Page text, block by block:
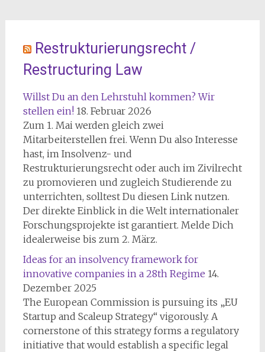
Restrukturierungsrecht /
Restructuring Law
Willst Du an den Lehrstuhl kommen? Wir
stellen ein! 18. Februar 2026
Zum 1. Mai werden gleich zwei
Mitarbeiterstellen frei. Wenn Du also Interesse
hast, im Insolvenz- und
Restrukturierungsrecht oder auch im Zivilrecht
zu promovieren und zugleich Studierende zu
unterrichten, solltest Du diesen Link nutzen.
Der direkte Einblick in die Welt internationaler
Forschungsprojekte ist garantiert. Melde Dich
idealerweise bis zum 2. März.
Ideas for an insolvency framework for
innovative companies in a 28th Regime 14.
Dezember 2025
The European Commission is pursuing its „EU
Startup and Scaleup Strategy“ vigorously. A
cornerstone of this strategy forms a regulatory
initiative that would establish a specific legal